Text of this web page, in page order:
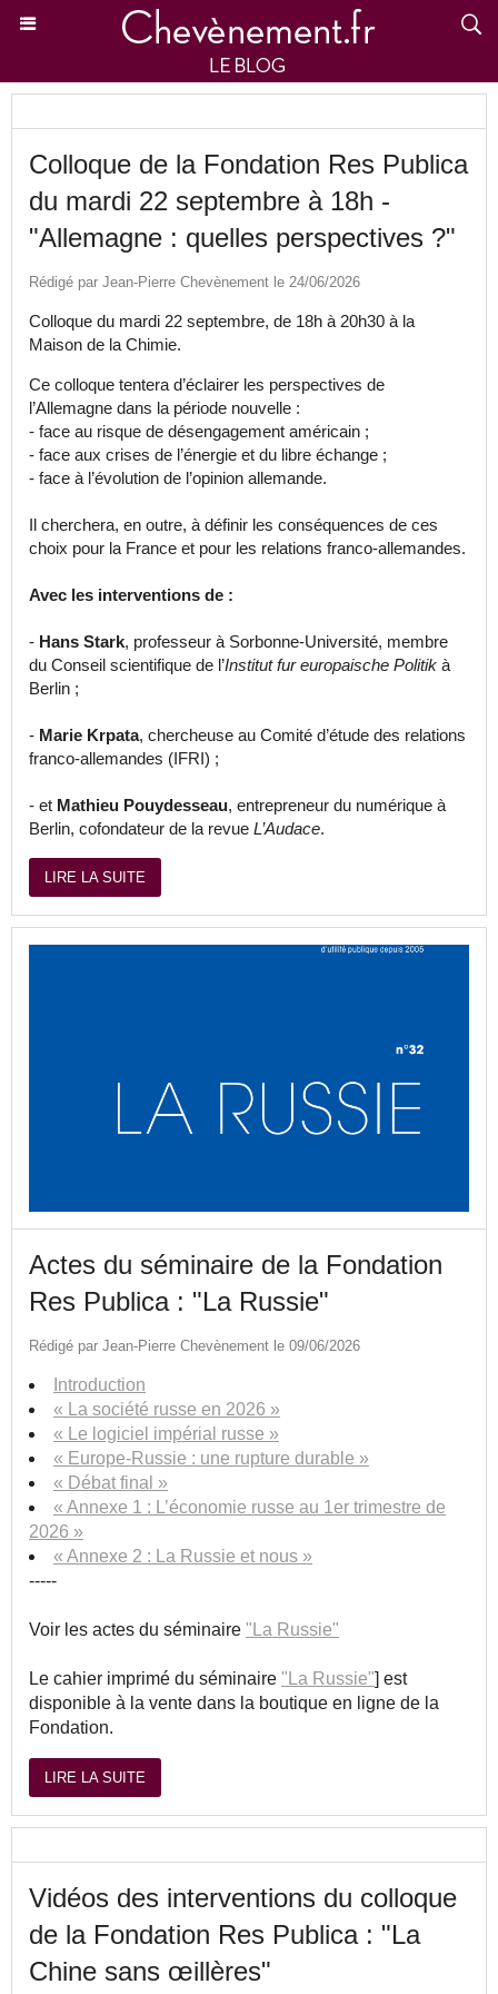
Colloque de la Fondation Res Publica
du mardi 22 septembre à 18h -
"Allemagne : quelles perspectives ?"
Rédigé par Jean-Pierre Chevènement le 24/06/2026
Colloque du mardi 22 septembre, de 18h à 20h30 à la
Maison de la Chimie.
Ce colloque tentera d’éclairer les perspectives de
l’Allemagne dans la période nouvelle :
- face au risque de désengagement américain ;
- face aux crises de l’énergie et du libre échange ;
- face à l’évolution de l’opinion allemande.
Il cherchera, en outre, à définir les conséquences de ces
choix pour la France et pour les relations franco-allemandes.
Avec les interventions de :
- Hans Stark, professeur à Sorbonne-Université, membre
du Conseil scientifique de l’Institut fur europaische Politik à
Berlin ;
- Marie Krpata, chercheuse au Comité d’étude des relations
franco-allemandes (IFRI) ;
- et Mathieu Pouydesseau, entrepreneur du numérique à
Berlin, cofondateur de la revue L’Audace.
LIRE LA SUITE
Actes du séminaire de la Fondation
Res Publica : "La Russie"
Rédigé par Jean-Pierre Chevènement le 09/06/2026
Introduction
« La société russe en 2026 »
« Le logiciel impérial russe »
« Europe-Russie : une rupture durable »
« Débat final »
« Annexe 1 : L’économie russe au 1er trimestre de
2026 »
« Annexe 2 : La Russie et nous »
-----
Voir les actes du séminaire "La Russie"
Le cahier imprimé du séminaire "La Russie"] est
disponible à la vente dans la boutique en ligne de la
Fondation.
LIRE LA SUITE
Vidéos des interventions du colloque
de la Fondation Res Publica : "La
Chine sans œillères"